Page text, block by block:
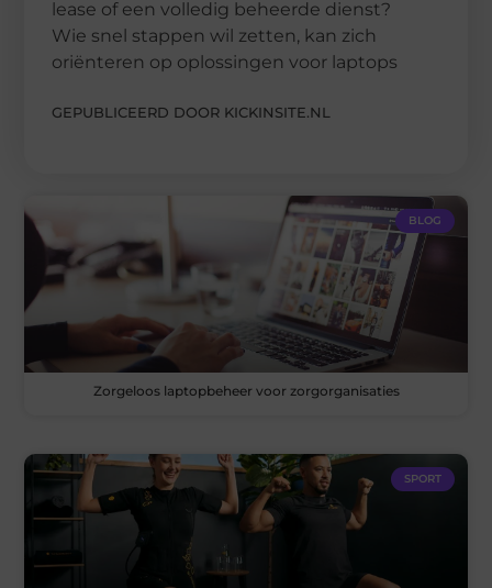
lease of een volledig beheerde dienst?
Wie snel stappen wil zetten, kan zich
oriënteren op oplossingen voor laptops
GEPUBLICEERD DOOR KICKINSITE.NL
BLOG
Zorgeloos laptopbeheer voor zorgorganisaties
SPORT